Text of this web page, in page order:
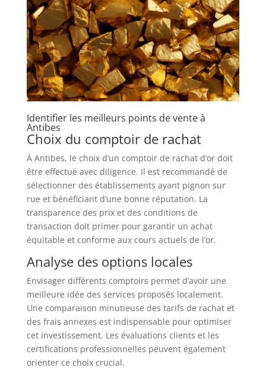
Identifier les meilleurs points de vente à
Antibes
Choix du comptoir de rachat
À Antibes, le choix d’un comptoir de rachat d’or doit
être effectué avec diligence. Il est recommandé de
sélectionner des établissements ayant pignon sur
rue et bénéficiant d’une bonne réputation. La
transparence des prix et des conditions de
transaction doit primer pour garantir un achat
équitable et conforme aux cours actuels de l’or.
Analyse des options locales
Envisager différents comptoirs permet d’avoir une
meilleure idée des services proposés localement.
Une comparaison minutieuse des tarifs de rachat et
des frais annexes est indispensable pour optimiser
cet investissement. Les évaluations clients et les
certifications professionnelles peuvent également
orienter ce choix crucial.